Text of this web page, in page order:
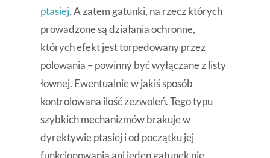
ptasiej. A zatem gatunki, na rzecz których
prowadzone są działania ochronne,
których efekt jest torpedowany przez
polowania – powinny być wyłączane z listy
łownej. Ewentualnie w jakiś sposób
kontrolowana ilość zezwoleń. Tego typu
szybkich mechanizmów brakuje w
dyrektywie ptasiej i od początku jej
funkcjonowania ani jeden gatunek nie